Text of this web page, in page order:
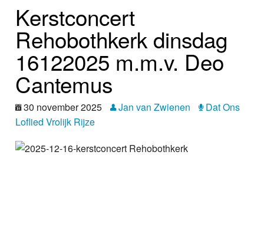
Home
Programma's
Nieuws
Foto's
Kerstconcert
Rehobothkerk dinsdag
16­12­2025 m.m.v. Deo
Cantemus
30 november 2025 Jan van Zwienen
Dat Ons
Loflied Vrolijk Rijze